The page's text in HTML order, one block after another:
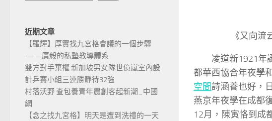
《又向
凌道新1921年
都華西協合年夜學
空間詩涵養也好，
燕京年夜學在成都
12月，陳寅恪到成
近期文章
【羅輝】厚實找九宮格會議的一個步驟
——廣毅的私塾教導體系
雙方對手棄權 新加坡男女隊世億嵐室內設
計乒賽小組三連勝靜待32強
村落沃野 查包養青年農創客起新潮_中國
網
【念之找九宮格】明天是遭到洗禮的一天